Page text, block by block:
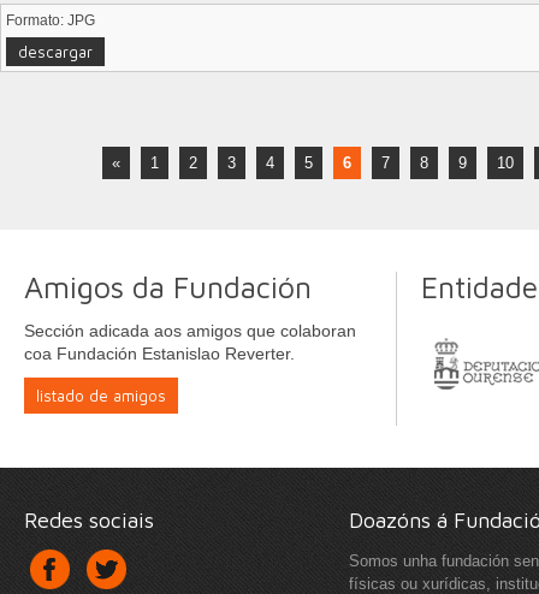
Formato: JPG
descargar
« 1 2 3 4 5 6 7 8 9 10
Amigos da Fundación
Sección adicada aos amigos que colaboran
coa Fundación Estanislao Reverter.
listado de amigos
Redes sociais Doazóns á
Somos unha fundación
físicas ou xurídicas,